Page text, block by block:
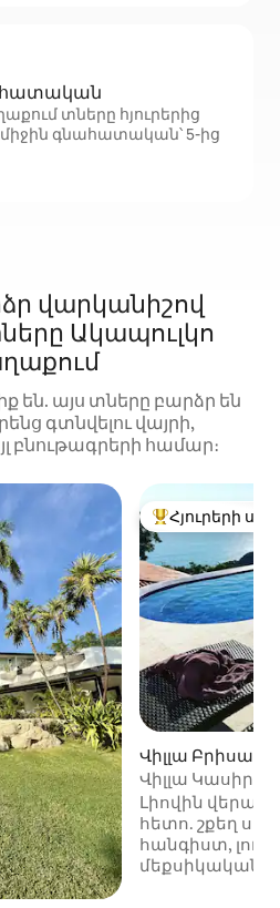
տները հյուրերից
միջին գնահատական՝ 5-ից
վարկանիշով
Ակապուլկո
են. այս տները բարձր են
գտնվելու վայրի,
բնութագրերի համար։
տները Հյուրերի
Հյուրերի
Վիլլա Բրիսաս
Վիլլա Կասիրո
օվկիանոսի
Լիովին
հետո. շքեղ
հանգիստ,
մեքսիկական